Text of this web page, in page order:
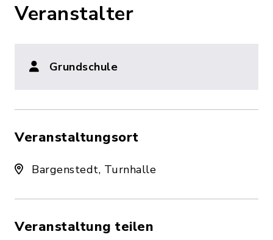
Veranstalter
Grundschule
Veranstaltungsort
Bargenstedt, Turnhalle
Veranstaltung teilen